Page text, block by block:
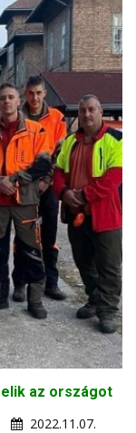
az országot
2022.11.07.